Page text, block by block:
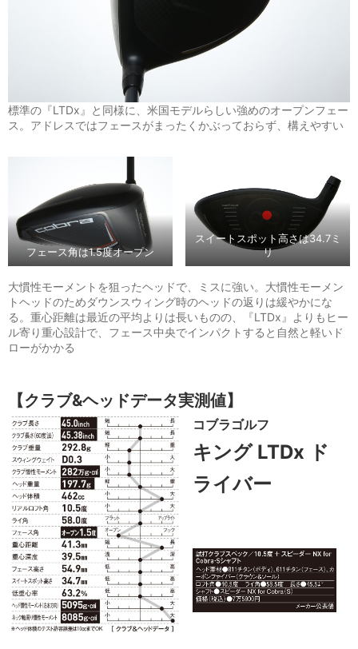
標準の『LTDx』と同様に、米国モデルらしい強めのオープンフェー
ス。アドレスではフェースがまったくかぶっておらず、構えやすい
フェース角は1.5度オープン
スイートスポット高さは34.7ミ
リ
大慣性モーメントを狙ったヘッドで、ミスに強い。大慣性モーメン
トヘッドのためダウンスウィング時のヘッドの返りは緩やかにな
る。重心距離は最近の平均よりは長いものの、『LTDx』よりもヒー
ル寄り重心設計で、フェース中央でインパクトすると自然と軽いド
ローがかかる
【クラブ&ヘッドデータ実測値】
コブラゴルフ
キング LTDx ド
ライバー